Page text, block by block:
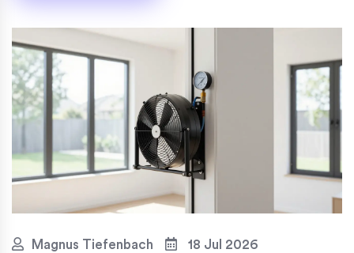
Magnus Tiefenbach
18 Jul 2026